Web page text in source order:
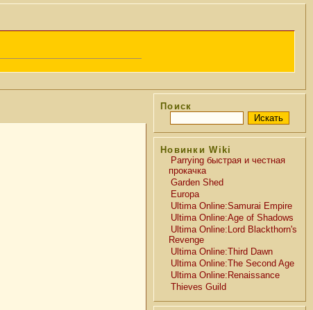
Поиск
Новинки Wiki
Parrying быстрая и честная
прокачка
Garden Shed
Europa
Ultima Online:Samurai Empire
Ultima Online:Age of Shadows
Ultima Online:Lord Blackthorn's
Revenge
Ultima Online:Third Dawn
Ultima Online:The Second Age
Ultima Online:Renaissance
Thieves Guild